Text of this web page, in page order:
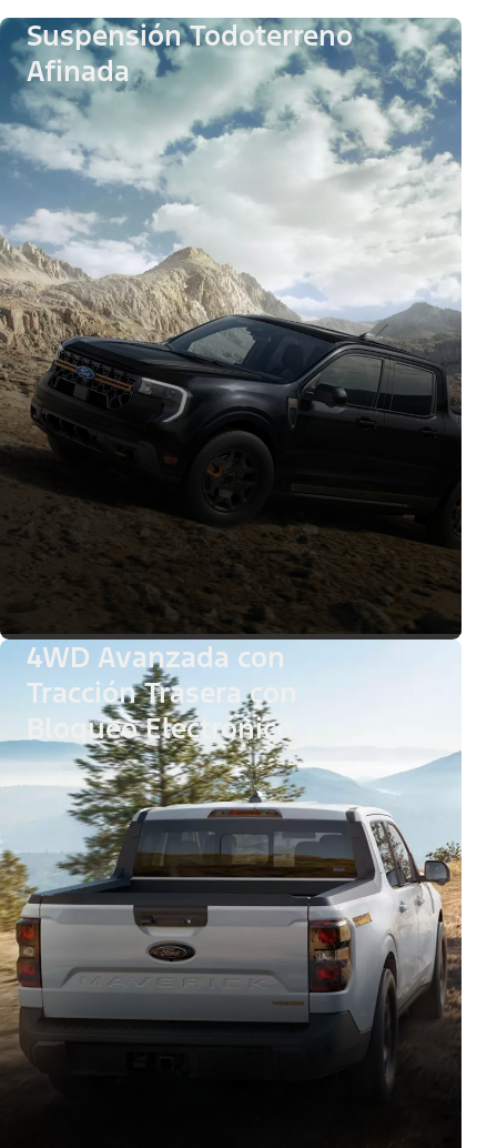
Suspensión Todoterreno
Afinada
4WD Avanzada con
Tracción Trasera con
Bloqueo Electrónico